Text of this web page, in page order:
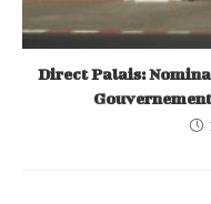
Direct Palais: